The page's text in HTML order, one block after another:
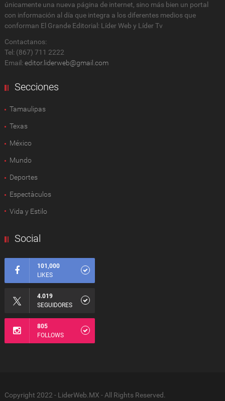
únicamente una nueva página de internet, sino más bien un portal
con información al día que integra a los diferentes medios que
conforman El Grande Editorial: Líder Web y Líder Tv
Contactanos:
Tel: (867) 711 2222
Email: editor.liderweb@gmail.com
Secciones
Tamaulipas
Texas
México
Mundo
Deportes
Espectàculos
Vida y Estilo
Social
101,000
LIKES
4.019
SEGUIDORES
805
FOLLOWS
Copyright 2022 - LiderWeb.MX - All Rights Reserved.